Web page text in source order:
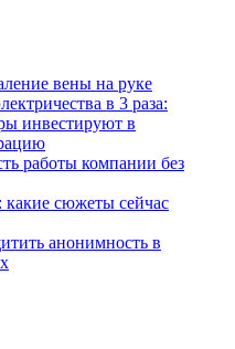
вены на руке
в 3 раза:
инвестируют в
работы компании без
какие сюжеты сейчас
анонимность в